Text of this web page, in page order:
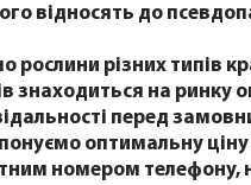
відносять до
рослини різних типів
знаходиться на ринку
перед
оптимальну
номером телефону,